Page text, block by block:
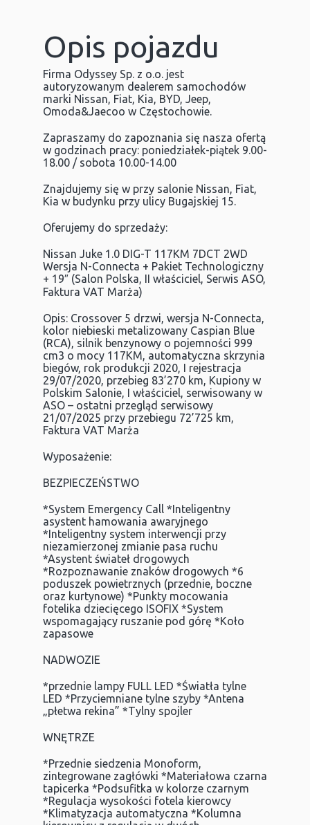
Opis pojazdu
Firma Odyssey Sp. z o.o. jest
autoryzowanym dealerem samochodów
marki Nissan, Fiat, Kia, BYD, Jeep,
Omoda&Jaecoo w Częstochowie.
Zapraszamy do zapoznania się nasza ofertą
w godzinach pracy: poniedziałek-piątek 9.00-
18.00 / sobota 10.00-14.00
Znajdujemy się w przy salonie Nissan, Fiat,
Kia w budynku przy ulicy Bugajskiej 15.
Oferujemy do sprzedaży:
Nissan Juke 1.0 DIG-T 117KM 7DCT 2WD
Wersja N-Connecta + Pakiet Technologiczny
+ 19″ (Salon Polska, II właściciel, Serwis ASO,
Faktura VAT Marża)
Opis: Crossover 5 drzwi, wersja N-Connecta,
kolor niebieski metalizowany Caspian Blue
(RCA), silnik benzynowy o pojemności 999
cm3 o mocy 117KM, automatyczna skrzynia
biegów, rok produkcji 2020, I rejestracja
29/07/2020, przebieg 83’270 km, Kupiony w
Polskim Salonie, I właściciel, serwisowany w
ASO – ostatni przegląd serwisowy
21/07/2025 przy przebiegu 72’725 km,
Faktura VAT Marża
Wyposażenie:
BEZPIECZEŃSTWO
*System Emergency Call *Inteligentny
asystent hamowania awaryjnego
*Inteligentny system interwencji przy
niezamierzonej zmianie pasa ruchu
*Asystent świateł drogowych
*Rozpoznawanie znaków drogowych *6
poduszek powietrznych (przednie, boczne
oraz kurtynowe) *Punkty mocowania
fotelika dziecięcego ISOFIX *System
wspomagający ruszanie pod górę *Koło
zapasowe
NADWOZIE
*przednie lampy FULL LED *Światła tylne
LED *Przyciemniane tylne szyby *Antena
„płetwa rekina” *Tylny spojler
WNĘTRZE
*Przednie siedzenia Monoform,
zintegrowane zagłówki *Materiałowa czarna
tapicerka *Podsufitka w kolorze czarnym
*Regulacja wysokości fotela kierowcy
*Klimatyzacja automatyczna *Kolumna